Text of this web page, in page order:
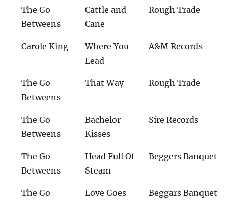
The Go-
Betweens
Cattle and
Cane
Rough Trade
Carole King
Where You
Lead
A&M Records
The Go-
Betweens
That Way Rough Trade
The Go-
Betweens
Bachelor
Kisses
Sire Records
The Go
Betweens
Head Full Of
Steam
Beggers Banquet
The Go-
Love Goes
Beggars Banquet